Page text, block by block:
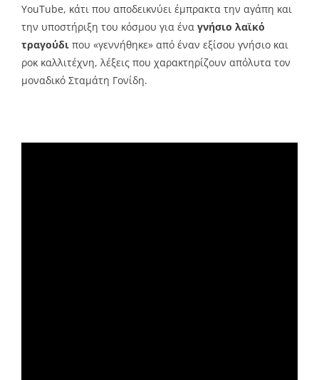
YouTube, κάτι που αποδεικνύει έμπρακτα την αγάπη και
την υποστήριξη του κόσμου για ένα γνήσιο λαϊκό
τραγούδι που «γεννήθηκε» από έναν εξίσου γνήσιο και
ροκ καλλιτέχνη, λέξεις που χαρακτηρίζουν απόλυτα τον
μοναδικό Σταμάτη Γονίδη.